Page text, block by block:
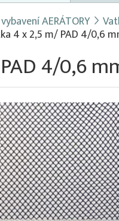
AERÁTORY
4 x 2,5 m/ PAD 4/0,6
4/0,6